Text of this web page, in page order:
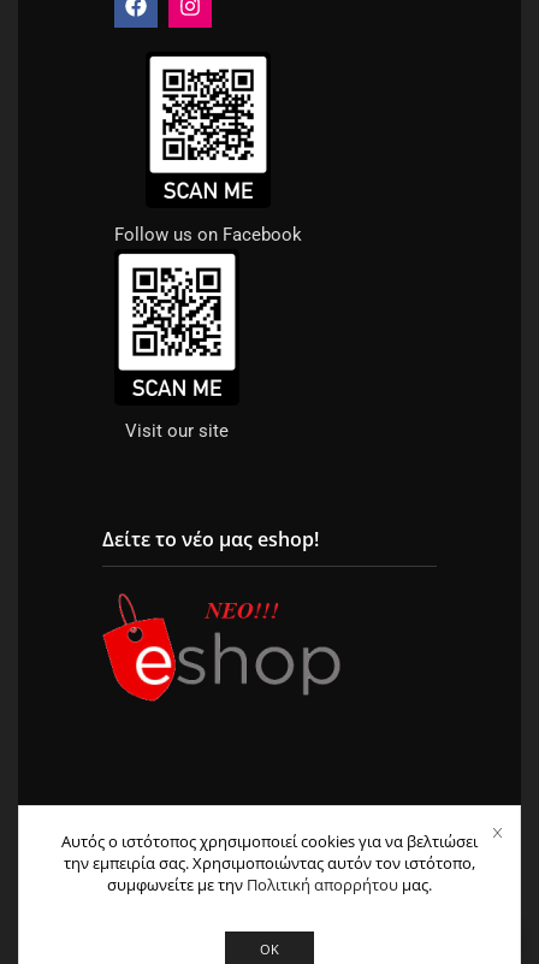
Follow us on Facebook
Visit our site
Δείτε το νέο μας eshop!
© 2004 – 2026 All Rights Reserved. | Φιλοξενία &
ΚατασκευήHostPlus LTD
Αυτός ο ιστότοπος χρησιμοποιεί cookies για να βελτιώσει
την εμπειρία σας. Χρησιμοποιώντας αυτόν τον ιστότοπο,
συμφωνείτε με την Πολιτική απορρήτου μας.
OK